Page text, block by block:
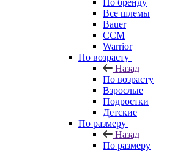
По бренду
Все шлемы
Bauer
CCM
Warrior
По возрасту
Назад
По возрасту
Взрослые
Подростки
Детские
По размеру
Назад
По размеру